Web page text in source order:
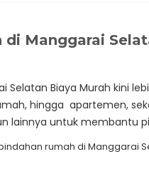
Manggarai
Selatan Biaya Murah kini
hingga apartemen,
lainnya untuk membantu
rumah di Manggarai